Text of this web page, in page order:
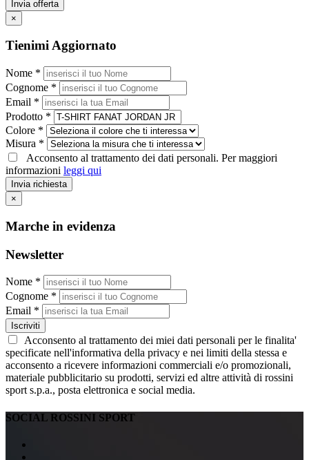
Invia offerta
×
Tienimi Aggiornato
Nome *
Cognome *
Email *
Prodotto *
Colore *
Misura *
Acconsento al trattamento dei dati personali. Per maggiori
informazioni leggi qui
Invia richiesta
×
Marche in evidenza
Newsletter
Nome *
Cognome *
Email *
Iscriviti
Acconsento al trattamento dei miei dati personali per le finalita'
specificate nell'informativa della privacy e nei limiti della stessa e
acconsento a ricevere informazioni commerciali e/o promozionali,
materiale pubblicitario su prodotti, servizi ed altre attività di rossini
sport s.p.a., posta elettronica e social media.
SOCIAL ROSSINI SPORT